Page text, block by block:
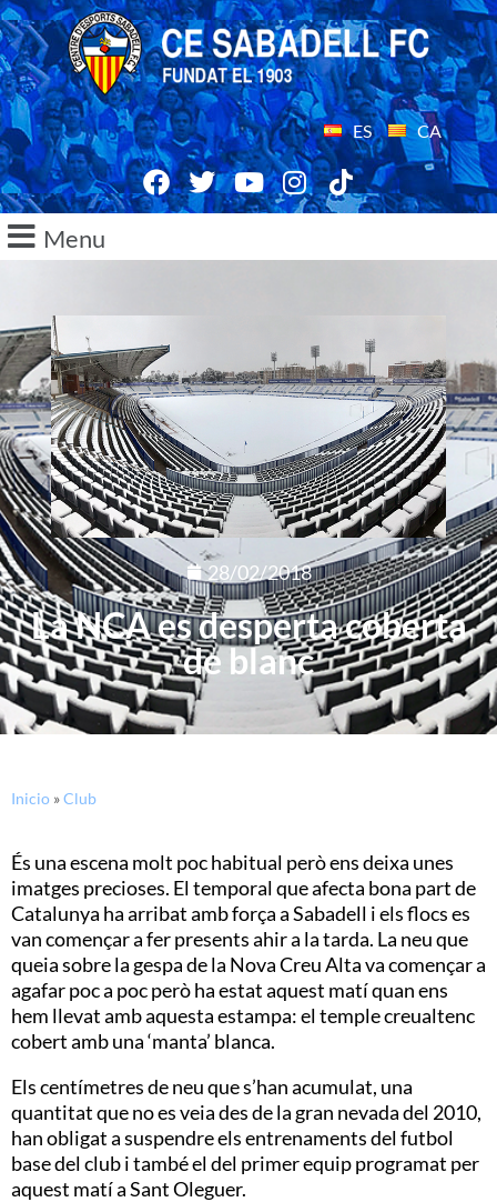
ES CA
Menu
28/02/2018
La NCA es desperta coberta
de blanc
Inicio »Club
És una escena molt poc habitual però ens deixa unes
imatges precioses. El temporal que afecta bona part de
Catalunya ha arribat amb força a Sabadell i els flocs es
van començar a fer presents ahir a la tarda. La neu que
queia sobre la gespa de la Nova Creu Alta va començar a
agafar poc a poc però ha estat aquest matí quan ens
hem llevat amb aquesta estampa: el temple creualtenc
cobert amb una ‘manta’ blanca.
Els centímetres de neu que s’han acumulat, una
quantitat que no es veia des de la gran nevada del 2010,
han obligat a suspendre els entrenaments del futbol
base del club i també el del primer equip programat per
aquest matí a Sant Oleguer.